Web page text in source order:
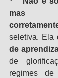
mas
seletiva. Ela
de
de
regimes de